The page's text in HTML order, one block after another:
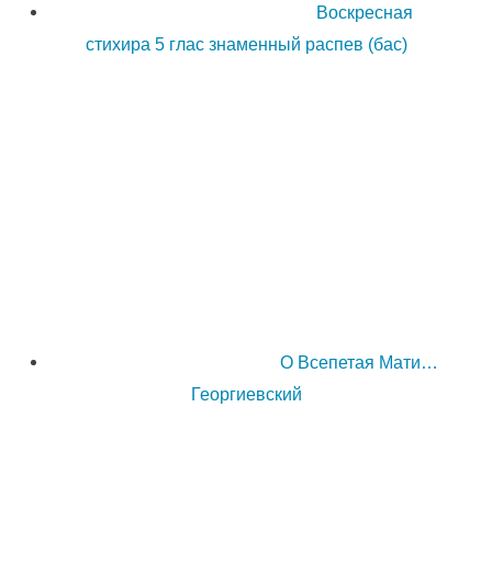
Воскресная
стихира 5 глас знаменный распев (бас)
О Всепетая Мати…
Георгиевский